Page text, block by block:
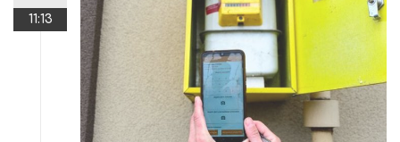
11:13